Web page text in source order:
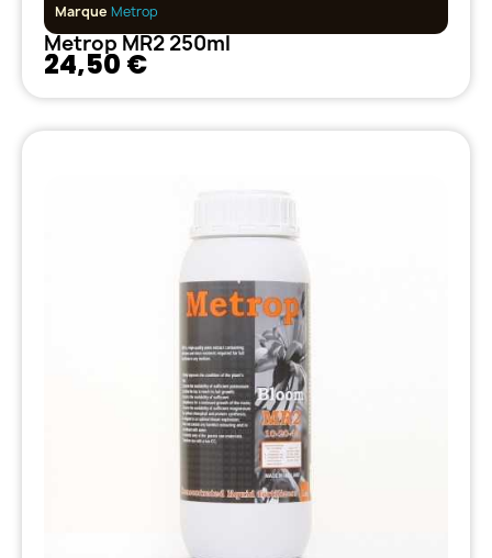
Marque Metrop
Metrop MR2 250ml
24,50 €